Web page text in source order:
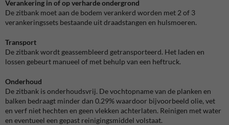
Verankering in of op verharde ondergrond
De zitbank moet aan de bodem verankerd worden met 2 of 3
verankeringssets bestaande uit draadstangen en hulsmoeren.
Transport
De zitbank wordt geassembleerd getransporteerd. Het laden en
lossen gebeurt manueel of met behulp van een heftruck.
Onderhoud
De zitbank is onderhoudsvrij. De vochtopname van de planken en
balken bedraagt minder dan 0.29% waardoor bijvoorbeeld olie, vet
en verf niet hechten en geen vlekken achterlaten. Reinigen met water
en eventueel een gepast reinigingsmiddel volstaat.